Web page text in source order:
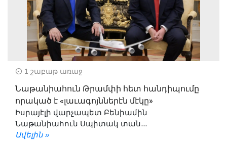
1 շաբաթ առաջ
Նաթանիահուն Թրամփի հետ հանդիպումը
որակած է «լաւագոյններէն մէկը»
Իսրայէլի վարչապետ Բենիամին
Նաթանիահուն Սպիտակ տան...
Ավելին »